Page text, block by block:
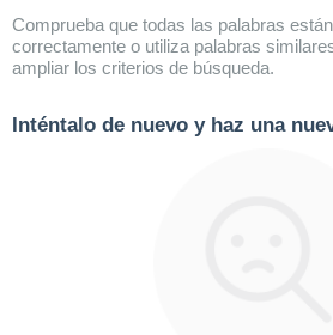
Comprueba que todas las palabras
correctamente o utiliza palabras
ampliar los criterios de búsqueda.
Inténtalo de nuevo y haz una